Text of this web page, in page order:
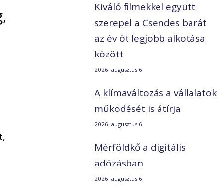
Kiváló filmekkel együtt
szerepel a Csendes barát
az év öt legjobb alkotása
között
2026. augusztus 6.
A klímaváltozás a vállalatok
működését is átírja
2026. augusztus 6.
Mérföldkő a digitális
adózásban
2026. augusztus 6.